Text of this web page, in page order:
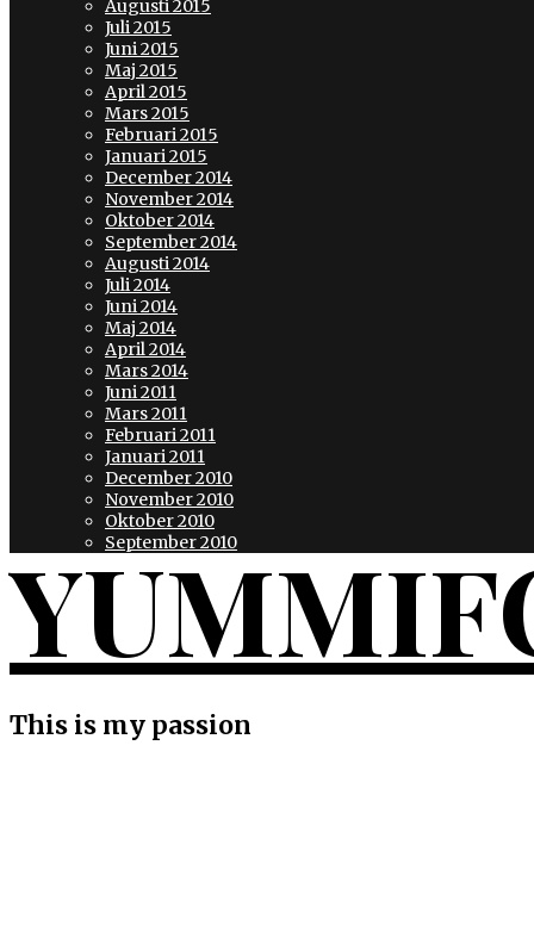
Augusti 2015
Juli 2015
Juni 2015
Maj 2015
April 2015
Mars 2015
Februari 2015
Januari 2015
December 2014
November 2014
Oktober 2014
September 2014
Augusti 2014
Juli 2014
Juni 2014
Maj 2014
April 2014
Mars 2014
Juni 2011
Mars 2011
Februari 2011
Januari 2011
December 2010
November 2010
Oktober 2010
September 2010
This is my passion